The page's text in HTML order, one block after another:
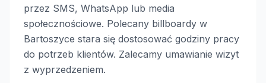
przez SMS, WhatsApp lub media
społecznościowe. Polecany billboardy w
Bartoszyce stara się dostosować godziny pracy
do potrzeb klientów. Zalecamy umawianie wizyt
z wyprzedzeniem.